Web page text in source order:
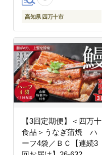
高知県 四万十市
【3回定期便】＜四万十
食品＞うなぎ蒲焼 ハ
ーフ4袋／ＢＣ【連続3